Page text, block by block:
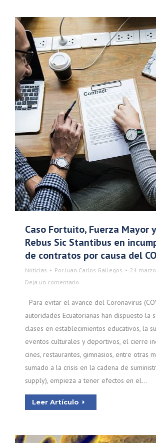
Caso Fortuito, Fuerza Mayor
Rebus Sic Stantibus en
de contratos por causa del
Noticias PorJuan Carlos Gallegos
24
Deja un comentario
Para evitar el avance del Coronavirus
autoridades Ecuatorianas han dispuesto la
clases en establecimientos educativos, la
eventos culturales y deportivos, el cierre
cines, restaurantes, gimnasios, entre otras
sumado a la crisis en la cadena de
supply), empieza a tener efectos en el…
Leer Artículo